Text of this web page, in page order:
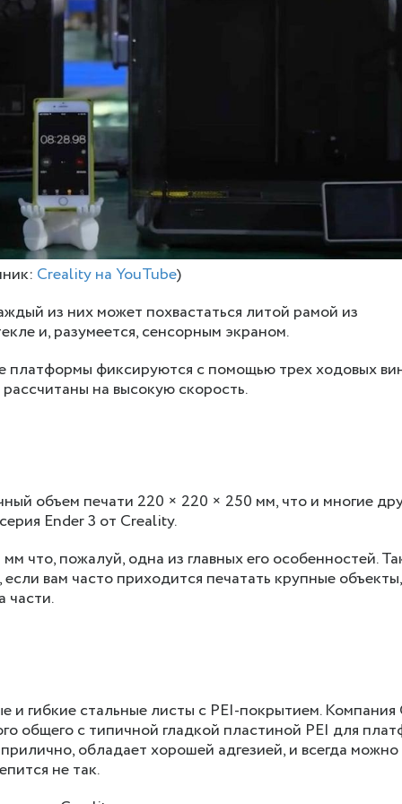
Creality на YouTube)
из них может похвастаться литой рамой из
и, разумеется, сенсорным экраном.
фиксируются с помощью трех ходовых
на высокую скорость.
объем печати 220 × 220 × 250 мм, что и многие
Ender 3 от Creality.
что, пожалуй, одна из главных его особенностей.
вам часто приходится печатать крупные
части.
и гибкие стальные листы с PEI-покрытием.
общего с типичной гладкой пластиной PEI для
обладает хорошей адгезией, и всегда можно
не так.